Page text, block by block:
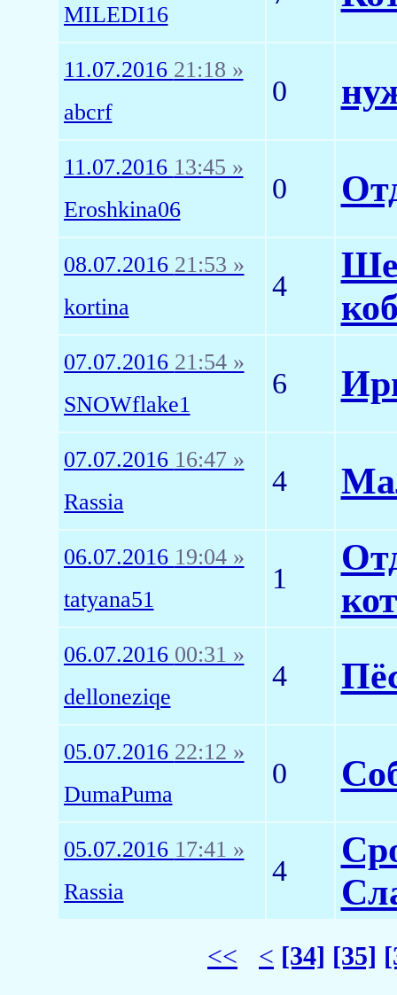
MILEDI16
11.07.2016 21:18 »
abcrf
0
11.07.2016 13:45 »
Eroshkina06
0
08.07.2016 21:53 »
kortina
4
07.07.2016 21:54 »
SNOWflake1
6
07.07.2016 16:47 »
Rassia
4
06.07.2016 19:04 »
tatyana51
1
06.07.2016 00:31 »
delloneziqe
4
05.07.2016 22:12 »
DumaPuma
0
05.07.2016 17:41 »
Rassia
4
<< < [34] [35]